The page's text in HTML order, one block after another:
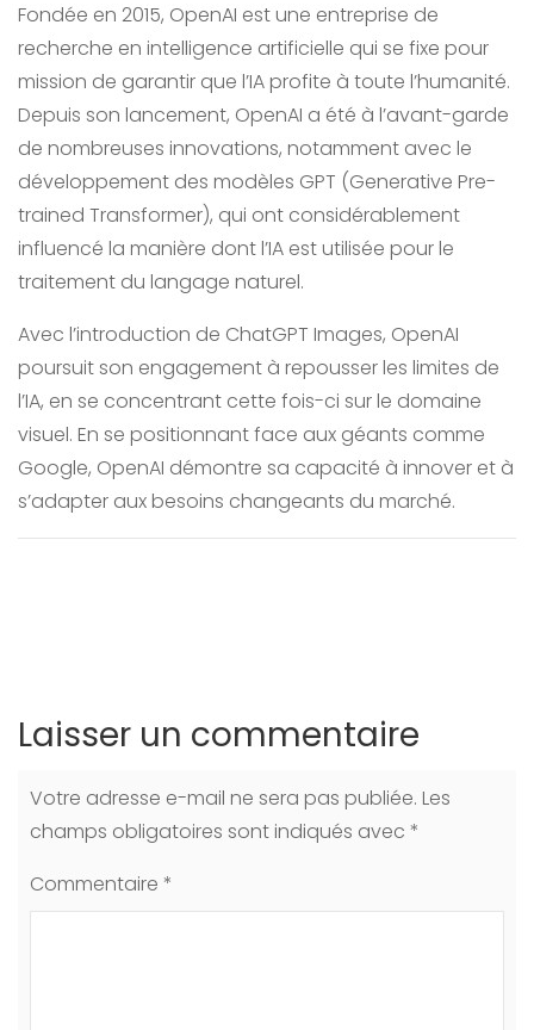
Fondée en 2015, OpenAI est une entreprise de
recherche en intelligence artificielle qui se fixe pour
mission de garantir que l’IA profite à toute l’humanité.
Depuis son lancement, OpenAI a été à l’avant-garde
de nombreuses innovations, notamment avec le
développement des modèles GPT (Generative Pre-
trained Transformer), qui ont considérablement
influencé la manière dont l’IA est utilisée pour le
traitement du langage naturel.
Avec l’introduction de ChatGPT Images, OpenAI
poursuit son engagement à repousser les limites de
l’IA, en se concentrant cette fois-ci sur le domaine
visuel. En se positionnant face aux géants comme
Google, OpenAI démontre sa capacité à innover et à
s’adapter aux besoins changeants du marché.
Laisser un commentaire
Votre adresse e-mail ne sera pas publiée. Les
champs obligatoires sont indiqués avec *
Commentaire *